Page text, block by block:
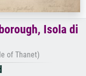
Isola di
of Thanet)